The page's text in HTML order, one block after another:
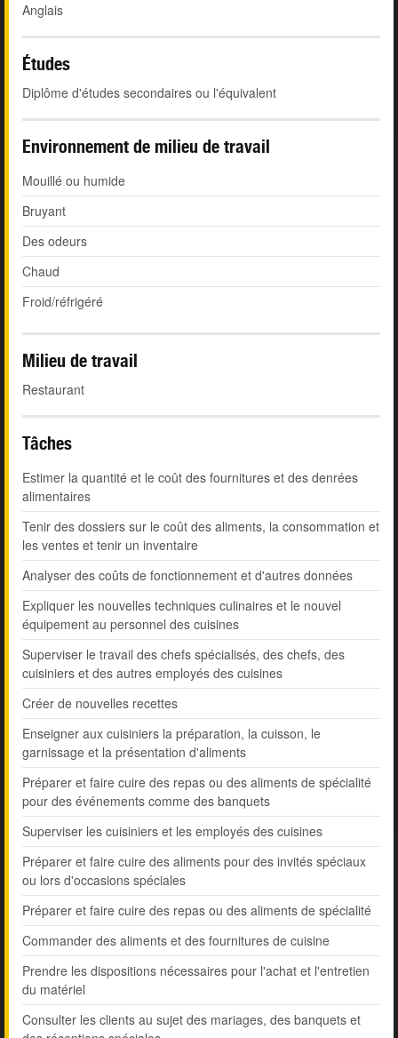
Anglais
Études
Diplôme d'études secondaires ou l'équivalent
Environnement de milieu de travail
Mouillé ou humide
Bruyant
Des odeurs
Chaud
Froid/réfrigéré
Milieu de travail
Restaurant
Tâches
Estimer la quantité et le coût des fournitures et des denrées
alimentaires
Tenir des dossiers sur le coût des aliments, la consommation et
les ventes et tenir un inventaire
Analyser des coûts de fonctionnement et d'autres données
Expliquer les nouvelles techniques culinaires et le nouvel
équipement au personnel des cuisines
Superviser le travail des chefs spécialisés, des chefs, des
cuisiniers et des autres employés des cuisines
Créer de nouvelles recettes
Enseigner aux cuisiniers la préparation, la cuisson, le
garnissage et la présentation d'aliments
Préparer et faire cuire des repas ou des aliments de spécialité
pour des événements comme des banquets
Superviser les cuisiniers et les employés des cuisines
Préparer et faire cuire des aliments pour des invités spéciaux
ou lors d'occasions spéciales
Préparer et faire cuire des repas ou des aliments de spécialité
Commander des aliments et des fournitures de cuisine
Prendre les dispositions nécessaires pour l'achat et l'entretien
du matériel
Consulter les clients au sujet des mariages, des banquets et